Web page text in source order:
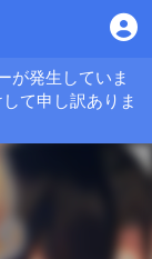
が発生していま
て申し訳ありま